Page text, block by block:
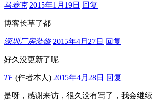
马赛克 2015年1月19日 回复
博客长草了都
深圳厂房装修 2015年4月27日 回复
好久没更新了呢
TF (作者本人) 2015年4月28日 回复
是呀，感谢来访，很久没有写了，我会继续